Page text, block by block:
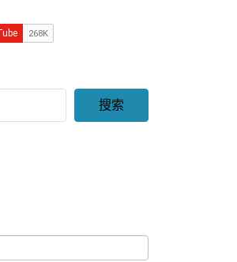
搜索